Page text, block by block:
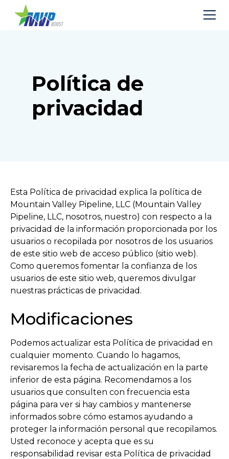
Política de
privacidad
Esta Política de privacidad explica la política de
Mountain Valley Pipeline, LLC (Mountain Valley
Pipeline, LLC, nosotros, nuestro) con respecto a la
privacidad de la información proporcionada por los
usuarios o recopilada por nosotros de los usuarios
de este sitio web de acceso público (sitio web).
Como queremos fomentar la confianza de los
usuarios de este sitio web, queremos divulgar
nuestras prácticas de privacidad.
Modificaciones
Podemos actualizar esta Política de privacidad en
cualquier momento. Cuando lo hagamos,
revisaremos la fecha de actualización en la parte
inferior de esta página. Recomendamos a los
usuarios que consulten con frecuencia esta
página para ver si hay cambios y mantenerse
informados sobre cómo estamos ayudando a
proteger la información personal que recopilamos.
Usted reconoce y acepta que es su
responsabilidad revisar esta Política de privacidad